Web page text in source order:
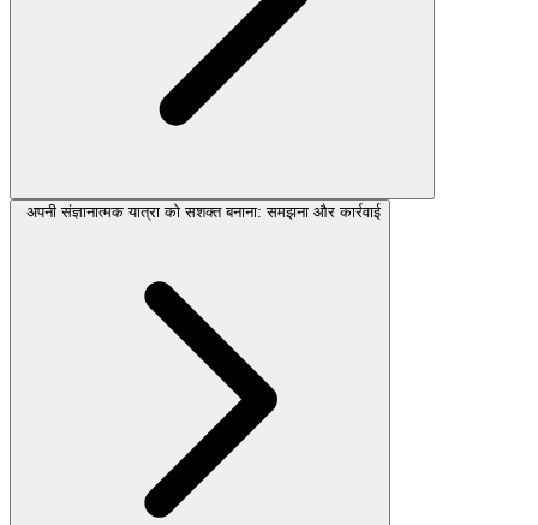
अपनी संज्ञानात्मक यात्रा को सशक्त बनाना: समझना और कार्रवाई